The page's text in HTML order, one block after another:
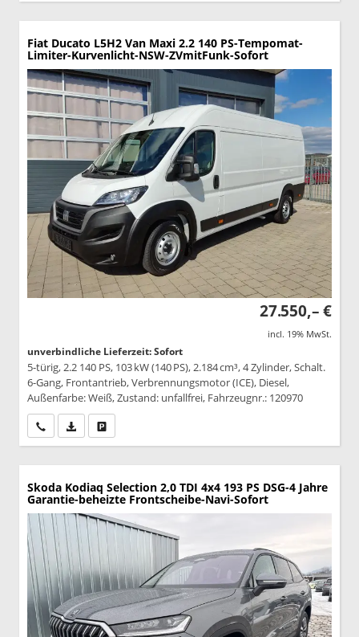
Fiat Ducato L5H2 Van Maxi 2.2 140 PS-Tempomat-
Limiter-Kurvenlicht-NSW-ZVmitFunk-Sofort
27.550,– €
incl. 19% MwSt.
unverbindliche Lieferzeit: Sofort
5-türig, 2.2 140 PS, 103 kW (140 PS), 2.184 cm³, 4 Zylinder, Schalt.
6-Gang, Frontantrieb, Verbrennungsmotor (ICE), Diesel,
Außenfarbe: Weiß, Zustand: unfallfrei, Fahrzeugnr.: 120970
Wir rufen Sie anPDF-Datei, Fahrzeugexposé drucken
Skoda Kodiaq Selection 2,0 TDI 4x4 193 PS DSG-4 Jahre
Garantie-beheizte Frontscheibe-Navi-Sofort